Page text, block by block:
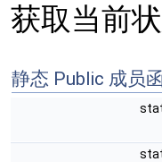
获取当前
静态 Public 成员